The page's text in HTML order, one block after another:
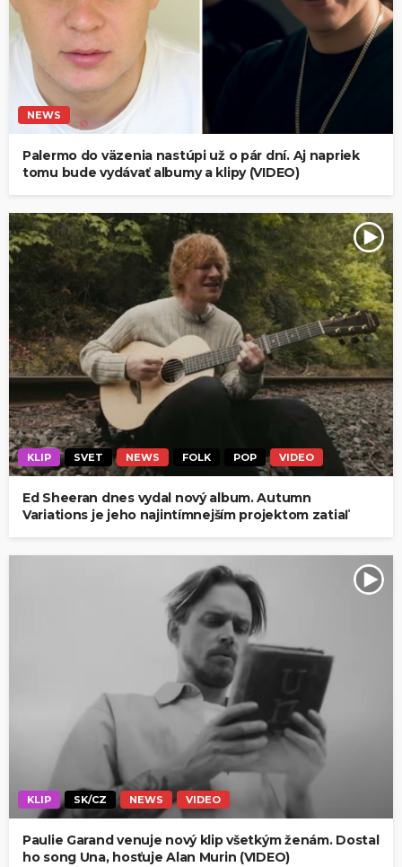
NEWS
Palermo do väzenia nastúpi už o pár dní. Aj napriek
tomu bude vydávať albumy a klipy (VIDEO)
KLIP SVET NEWS FOLK POP VIDEO
Ed Sheeran dnes vydal nový album. Autumn
Variations je jeho najintímnejším projektom zatiaľ
KLIP SK/CZ NEWS VIDEO
Paulie Garand venuje nový klip všetkým ženám. Dostal
ho song Una, hosťuje Alan Murin (VIDEO)